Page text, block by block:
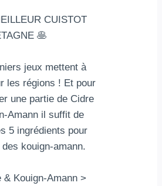
CUISTOT
🥞
jeux mettent à
les régions ! Et pour
une partie de Cidre
Amann il suffit de
5 ingrédients pour
kouign-amann.
& Kouign-Amann >